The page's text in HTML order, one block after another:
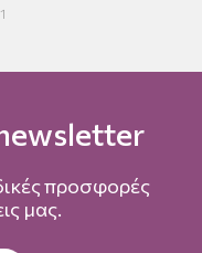
προσφορές
μας.